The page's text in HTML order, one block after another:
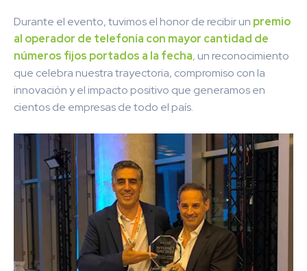
Durante el evento, tuvimos el honor de recibir un premio
al operador de telefonía con mayor cantidad de
números fijos portados a la fecha, un reconocimiento
que celebra nuestra trayectoria, compromiso con la
innovación y el impacto positivo que generamos en
cientos de empresas de todo el país.